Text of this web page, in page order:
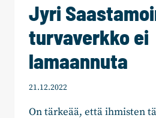
Jyri
turvaverkko ei
lamaannuta
21.12.2022
On tärkeää, että ihmisten